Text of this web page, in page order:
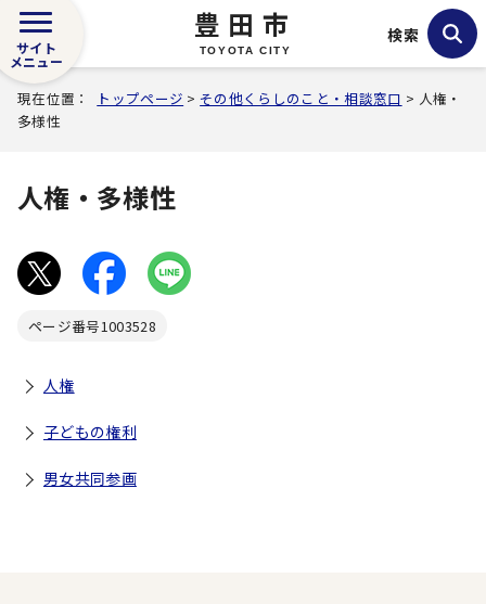
豊田市
TOYOTA CITY
サイト
メニュー
検索
現在位置： トップページ > その他くらしのこと・相談窓口 > 人権・
多様性
人権・多様性
ページ番号1003528
人権
子どもの権利
男女共同参画